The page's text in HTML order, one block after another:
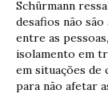
Schürmann
desafios não
entre as
isolamento em
em situações
para não afetar